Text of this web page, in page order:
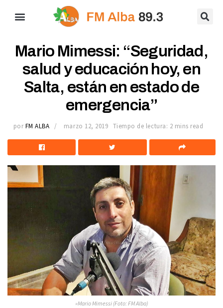
Mario Mimessi: “Seguridad,
salud y educación hoy, en
Salta, están en estado de
emergencia”
por FM ALBA marzo 12, 2019 Tiempo de lectura: 2 mins read
»Mario Mimessi (Foto: FM Alba)